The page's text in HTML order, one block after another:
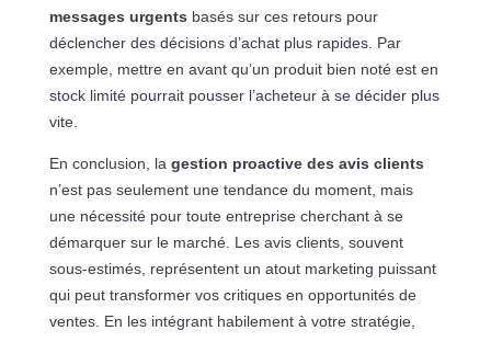
messages urgents basés sur ces retours pour
déclencher des décisions d’achat plus rapides. Par
exemple, mettre en avant qu’un produit bien noté est en
stock limité pourrait pousser l’acheteur à se décider plus
vite.
En conclusion, la gestion proactive des avis clients
n’est pas seulement une tendance du moment, mais
une nécessité pour toute entreprise cherchant à se
démarquer sur le marché. Les avis clients, souvent
sous-estimés, représentent un atout marketing puissant
qui peut transformer vos critiques en opportunités de
ventes. En les intégrant habilement à votre stratégie,